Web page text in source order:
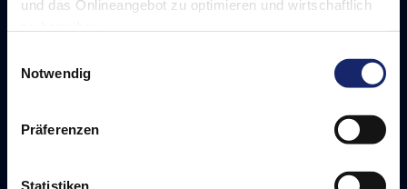
und das Onlineangebot zu optimieren und wirtschaftlich
unserer Website an unsere Partner für soziale Medien,
Werbung und Analysen weiter. Unsere Partner führen
diese Informationen möglicherweise mit weiteren Daten
zusammen, die Sie ihnen bereitgestellt haben oder die
haben. Dabei kann es vorkommen, dass Ihre Daten auch
Notwendig
Präferenzen
Statistiken